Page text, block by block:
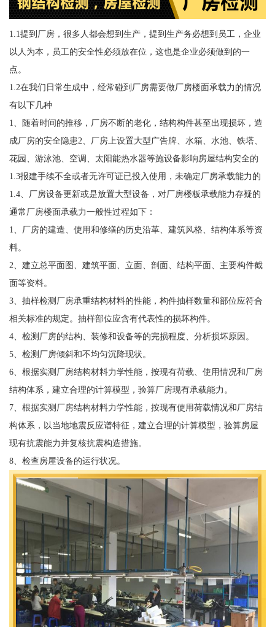
1.1提到厂房，很多人都会想到生产，提到生产务必想到员工，企业
以人为本，员工的安全性必须放在位，这也是企业必须做到的一
点。
1.2在我们日常生成中，经常碰到厂房需要做厂房楼面承载力的情况
有以下几种
1、随着时间的推移，厂房不断的老化，结构构件甚至出现损坏，造
成厂房的安全隐患2、厂房上设置大型广告牌、水箱、水池、铁塔、
花园、游泳池、空调、太阳能热水器等施设备影响房屋结构安全的
1.3报建手续不全或者无许可证已投入使用，未确定厂房承载能力的
1.4、厂房设备更新或是放置大型设备，对厂房楼板承载能力存疑的
通常厂房楼面承载力一般性过程如下：
1、厂房的建造、使用和修缮的历史沿革、建筑风格、结构体系等资
料。
2、建立总平面图、建筑平面、立面、剖面、结构平面、主要构件截
面等资料。
3、抽样检测厂房承重结构材料的性能，构件抽样数量和部位应符合
相关标准的规定。抽样部位应含有代表性的损坏构件。
4、检测厂房的结构、装修和设备等的完损程度、分析损坏原因。
5、检测厂房倾斜和不均匀沉降现状。
6、根据实测厂房结构材料力学性能，按现有荷载、使用情况和厂房
结构体系，建立合理的计算模型，验算厂房现有承载能力。
7、根据实测厂房结构材料力学性能，按现有使用荷载情况和厂房结
构体系，以当地地震反应谱特征，建立合理的计算模型，验算房屋
现有抗震能力并复核抗震构造措施。
8、检查房屋设备的运行状况。